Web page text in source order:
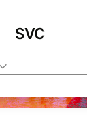
SVC